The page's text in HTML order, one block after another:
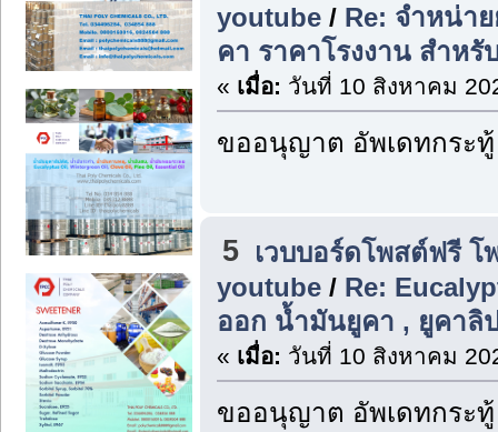
youtube/ Re: จำหน่า
คา ราคาโรงงาน สำห
« เมื่อ: วันที่ 10 สิงหาคม
ขออนุญาต อัพเดทกระทู้
5 เวบบอร์ดโพสต์ฟรี โ
youtube/ Re:
ออก น้ำมันยูคา , ยูคาลิ
« เมื่อ: วันที่ 10 สิงหาคม
ขออนุญาต อัพเดทกระทู้